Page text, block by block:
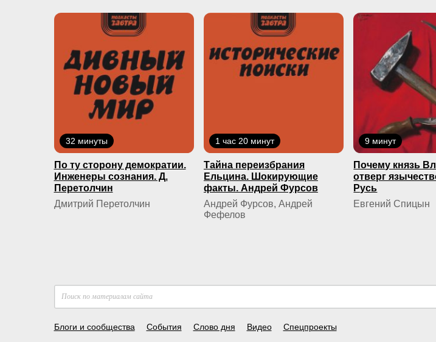
32 минуты
По ту сторону демократии.
Инженеры сознания. Д.
Перетолчин
Дмитрий Перетолчин
1 час 20 минут
Тайна переизбрания
Ельцина. Шокирующие
факты. Андрей Фурсов
Андрей Фурсов, Андрей
Фефелов
9 минут
Почему князь
отверг
Русь
Евгений Спицын
Блоги и сообщества События Слово дня Видео Спецпроекты